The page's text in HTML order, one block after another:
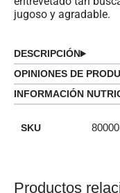
jugoso y agradable.
DESCRIPCIÓN
OPINIONES DE
INFORMACIÓN
SKU
Productos